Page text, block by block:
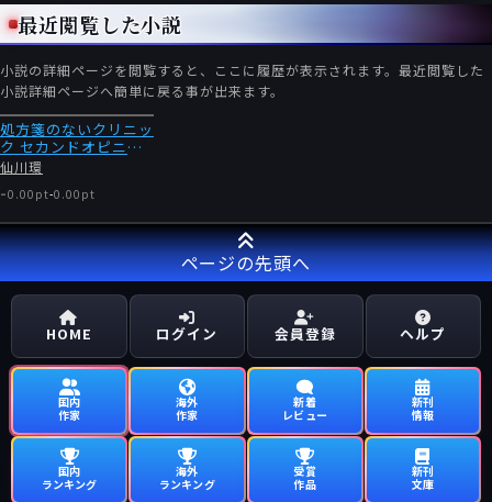
最近閲覧した小説
小説の詳細ページを閲覧すると、ここに履歴が表示されます。最近閲覧した
小説詳細ページへ簡単に戻る事が出来ます。
処方箋のないクリニッ
ク セカンドオピニオ
ン
仙川環
-0.00pt-0.00pt
ページの先頭へ
HOME ログイン 会員登録 ヘルプ
国内
作家
海外
作家
新着
レビュー
新刊
情報
国内
ランキング
海外
ランキング
受賞
作品
新刊
文庫